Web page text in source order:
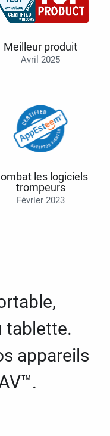
Meilleur produit
Avril 2025
les logiciels
trompeurs
Février 2023
tablette.
appareils